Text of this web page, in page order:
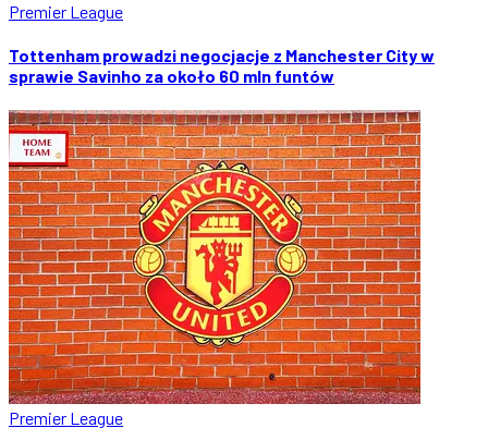
Premier League
Tottenham prowadzi negocjacje z Manchester City w
sprawie Savinho za około 60 mln funtów
Premier League